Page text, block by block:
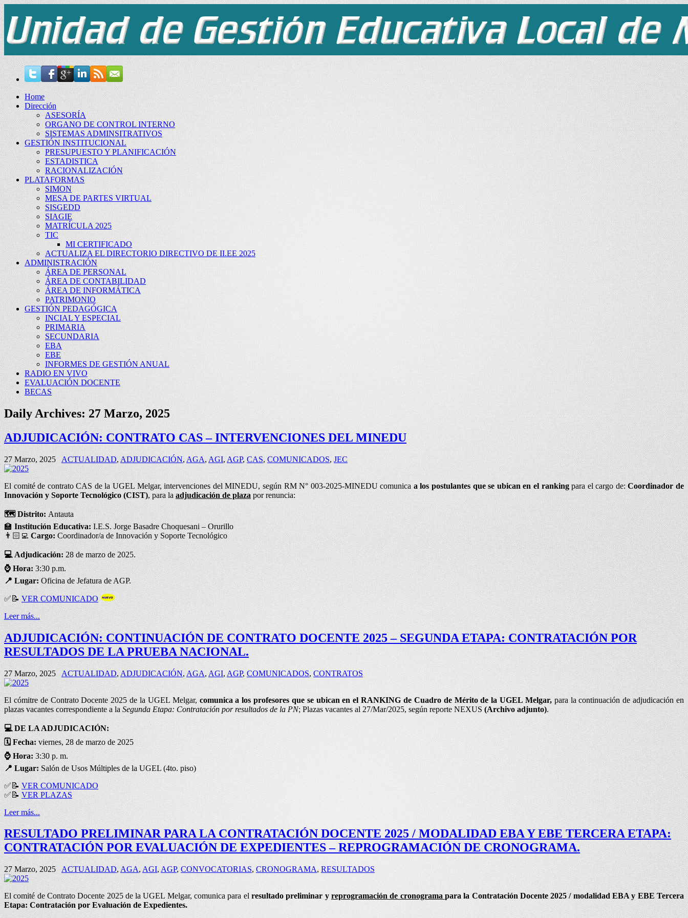
Home
Dirección
ASESORÍA
ORGANO DE CONTROL INTERNO
SISTEMAS ADMINSITRATIVOS
GESTIÓN INSTITUCIONAL
PRESUPUESTO Y PLANIFICACIÓN
ESTADISTICA
RACIONALIZACIÓN
PLATAFORMAS
SIMON
MESA DE PARTES VIRTUAL
SISGEDD
SIAGIE
MATRÍCULA 2025
TIC
MI CERTIFICADO
ACTUALIZA EL DIRECTORIO DIRECTIVO DE II.EE 2025
ADMINISTRACIÓN
ÁREA DE PERSONAL
ÁREA DE CONTABILIDAD
ÁREA DE INFORMÁTICA
PATRIMONIO
GESTIÓN PEDAGÓGICA
INCIAL Y ESPECIAL
PRIMARIA
SECUNDARIA
EBA
EBE
INFORMES DE GESTIÓN ANUAL
RADIO EN VIVO
EVALUACIÓN DOCENTE
BECAS
Daily Archives:27 Marzo, 2025
ADJUDICACIÓN: CONTRATO CAS – INTERVENCIONES DEL MINEDU
27 Marzo, 2025 ACTUALIDAD, ADJUDICACIÓN, AGA, AGI, AGP,CAS, COMUNICADOS, JEC
El comité de contrato CAS de la UGEL Melgar, intervenciones del MINEDU, según RM N° 003-2025-MINEDU comunicaa los postulantes que se ubican en el rankingpara el cargo de:Coordinador de
Innovación y Soporte Tecnológico (CIST), para laadjudicación de plaza por renuncia:
🗺️ Distrito:Antauta
🏫Institución Educativa:I.E.S. Jorge Basadre Choquesani – Orurillo
👨🏻‍💻 Cargo:Coordinador/a de Innovación y Soporte Tecnológico
💻Adjudicación:28 de marzo de 2025.
⌚Hora: 3:30 p.m.
📍 Lugar:Oficina de Jefatura de AGP.
✅ 📝VER COMUNICADO
Leer más...
ADJUDICACIÓN: CONTINUACIÓN DE CONTRATO DOCENTE 2025 – SEGUNDA ETAPA: CONTRATACIÓN POR
RESULTADOS DE LA PRUEBA NACIONAL.
27 Marzo, 2025 ACTUALIDAD, ADJUDICACIÓN, AGA, AGI, AGP, COMUNICADOS, CONTRATOS
El cómitre de Contrato Docente 2025 de la UGEL Melgar, comunica a los profesores que se ubican en el RANKING de Cuadro de Mérito de la UGEL Melgar,para la continuación de adjudicación en
plazas vacantes correspondiente a la Segunda Etapa: Contratación por resultados de la PN; Plazas vacantes al 27/Mar/2025, según reporte NEXUS (Archivo adjunto).
💻DE LA ADJUDICACIÓN:
🗓️ Fecha:viernes, 28 de marzo de 2025
⌚Hora:3:30 p. m.
📍Lugar: Salón de Usos Múltiples de la UGEL (4to. piso)
✅📝VER COMUNICADO
✅📝 VER PLAZAS
Leer más...
RESULTADO PRELIMINAR PARA LA CONTRATACIÓN DOCENTE 2025 / MODALIDAD EBA Y EBE TERCERA ETAPA:
CONTRATACIÓN POR EVALUACIÓN DE EXPEDIENTES – REPROGRAMACIÓN DE CRONOGRAMA.
27 Marzo, 2025 ACTUALIDAD, AGA,AGI, AGP, CONVOCATORIAS, CRONOGRAMA, RESULTADOS
El comité de Contrato Docente 2025 de la UGEL Melgar, comunica para elresultado preliminar y reprogramación de cronograma para la Contratación Docente 2025 / modalidad EBA y EBE Tercera
Etapa: Contratación por Evaluación de Expedientes.